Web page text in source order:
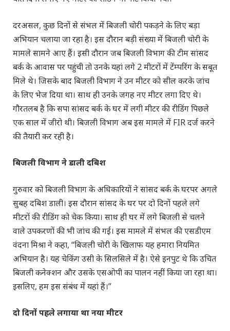
दरअसल, कुछ दिनों से संभल में बिजली चोरी पकड़ने के लिए बड़ा
अभियान चलाया जा रहा है। इस दौरान बड़ी संख्या में बिजली चोरी के
मामले सामने आए हैं। इसी दौरान जब बिजली विभाग की टीम सांसद
बर्क के आवास पर पहुंची तो उनके यहां लगे 2 मीटरों में टेंम्परिंग के सबूत
मिले थे। जिसके बाद बिजली विभाग ने उन मीटर को सील करके जांच
के लिए भेज दिया था। साथ ही उनके जगह नए मीटर लगा दिए थे।
गौरतलब है कि सपा सांसद बर्क के घर में लगी मीटर की रीडिंग पिछले
एक साल में जीरो थी। बिजली विभाग अब इस मामले में FIR दर्ज करने
की तैयारी कर रही है।
बिजली विभाग ने डाली दबिश
गुरुवार को बिजली विभाग के अधिकारियों ने सांसद बर्क के घरपर अगले
सुबह दबिश डाली। इस दौरान सांसद के घर पर दो दिनों पहले लगे
मीटरों की रीडिंग को चेक किया। साथ ही घर में लगे बिजली से चलने
वाले उपकरणों की भी जांच की गई। इस मामले में संभल की एसडीएम
वंदना मिश्रा ने कहा, “बिजली चोरी के खिलाफ यह हमारा नियमित
अभियान है। यह चेकिंग उसी के सिलसिले में है। ऐसे इनपुट थे कि उचित
बिजली कनेक्शन और उसके एसओपी का पालन नहीं किया जा रहा था।
इसलिए, हम इस संबंध में यहां हैं।”
दो दिनों पहले लगाया था नया मीटर